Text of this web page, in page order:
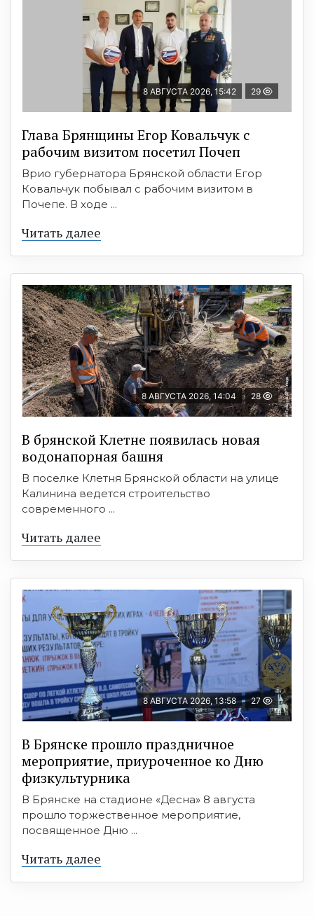
8 АВГУСТА 2026, 15:42 29
Глава Брянщины Егор Ковальчук с
рабочим визитом посетил Почеп
Врио губернатора Брянской области Егор
Ковальчук побывал с рабочим визитом в
Почепе. В ходе ...
Читать далее
8 АВГУСТА 2026, 14:04 28
В брянской Клетне появилась новая
водонапорная башня
В поселке Клетня Брянской области на улице
Калинина ведется строительство
современного ...
Читать далее
8 АВГУСТА 2026, 13:58 27
В Брянске прошло праздничное
мероприятие, приуроченное ко Дню
физкультурника
В Брянске на стадионе «Десна» 8 августа
прошло торжественное мероприятие,
посвященное Дню ...
Читать далее